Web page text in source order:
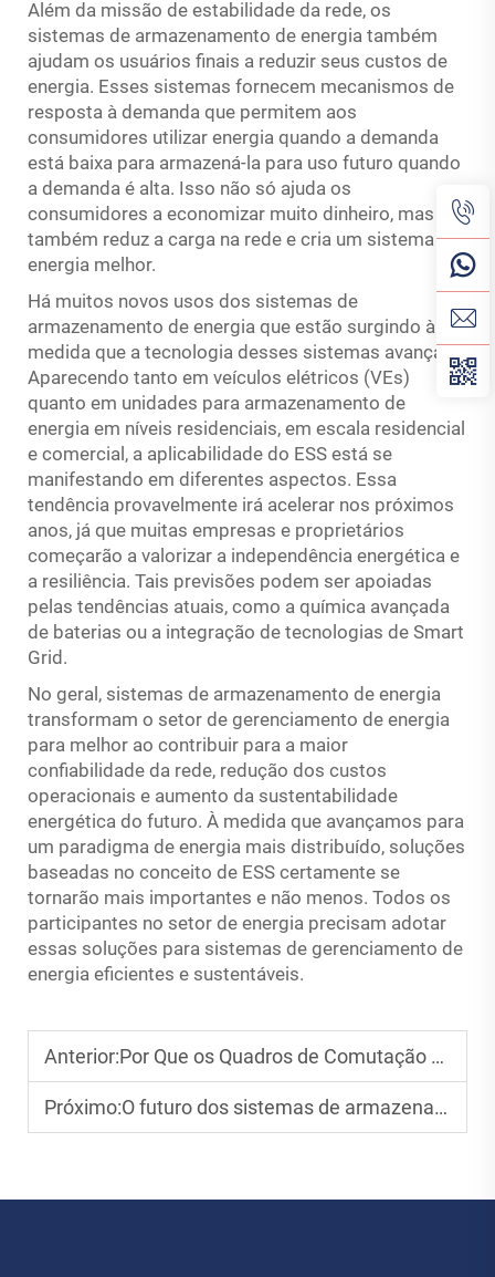
Além da missão de estabilidade da rede, os
sistemas de armazenamento de energia também
ajudam os usuários finais a reduzir seus custos de
energia. Esses sistemas fornecem mecanismos de
resposta à demanda que permitem aos
consumidores utilizar energia quando a demanda
está baixa para armazená-la para uso futuro quando
a demanda é alta. Isso não só ajuda os
consumidores a economizar muito dinheiro, mas
também reduz a carga na rede e cria um sistema de
energia melhor.
Há muitos novos usos dos sistemas de
armazenamento de energia que estão surgindo à
medida que a tecnologia desses sistemas avança.
Aparecendo tanto em veículos elétricos (VEs)
quanto em unidades para armazenamento de
energia em níveis residenciais, em escala residencial
e comercial, a aplicabilidade do ESS está se
manifestando em diferentes aspectos. Essa
tendência provavelmente irá acelerar nos próximos
anos, já que muitas empresas e proprietários
começarão a valorizar a independência energética e
a resiliência. Tais previsões podem ser apoiadas
pelas tendências atuais, como a química avançada
de baterias ou a integração de tecnologias de Smart
Grid.
No geral, sistemas de armazenamento de energia
transformam o setor de gerenciamento de energia
para melhor ao contribuir para a maior
confiabilidade da rede, redução dos custos
operacionais e aumento da sustentabilidade
energética do futuro. À medida que avançamos para
um paradigma de energia mais distribuído, soluções
baseadas no conceito de ESS certamente se
tornarão mais importantes e não menos. Todos os
participantes no setor de energia precisam adotar
essas soluções para sistemas de gerenciamento de
energia eficientes e sustentáveis.
Anterior:Por Que os Quadros de Comutação São Essenciais para a Infraestrutura Elétrica Moderna
Próximo:O futuro dos sistemas de armazenamento de energia na geração de energia